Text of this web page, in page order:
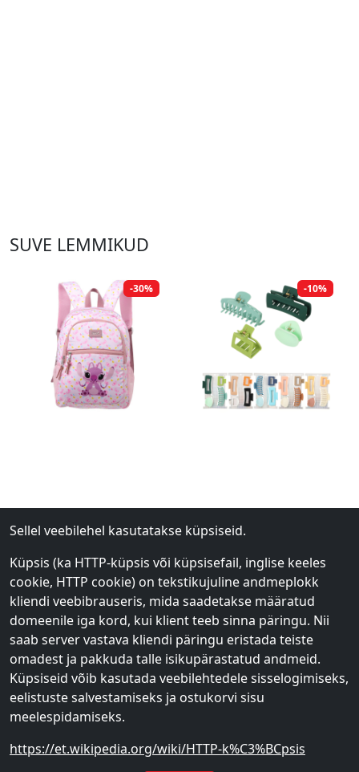
SUVE LEMMIKUD
-30% -10%
Sellel veebilehel kasutatakse küpsiseid.
Küpsis (ka HTTP-küpsis või küpsisefail, inglise keeles
cookie, HTTP cookie) on tekstikujuline andmeplokk
kliendi veebibrauseris, mida saadetakse määratud
domeenile iga kord, kui klient teeb sinna päringu. Nii
saab server vastava kliendi päringu eristada teiste
omadest ja pakkuda talle isikupärastatud andmeid.
Küpsiseid võib kasutada veebilehtedele sisselogimiseks,
eelistuste salvestamiseks ja ostukorvi sisu
meelespidamiseks.
https://et.wikipedia.org/wiki/HTTP-k%C3%BCpsis